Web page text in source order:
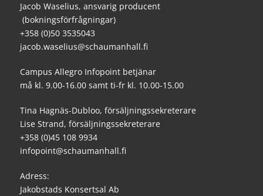
Jacob Waselius, ansvarig producent
(bokningsförfrågningar)
+358 (0)50 3535043
jacob.waselius@schaumanhall.fi
Campus Allegro Infopoint betjänar
må kl. 9.00-16.00 samt ti-fr kl. 10.00-15.00
Tina Hagnäs-Dubloo, försäljningssekreterare
Lise Strand, försäljningssekreterare
+358 (0)45 108 9934
infopoint@schaumanhall.fi
Adress:
Jakobstads Konsertsal Ab